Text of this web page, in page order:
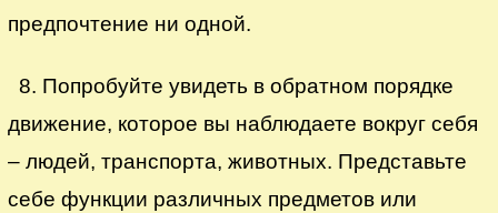
предпочтение ни одной.
8. Попробуйте увидеть в обратном порядке
движение, которое вы наблюдаете вокруг себя
– людей, транспорта, животных. Представьте
себе функции различных предметов или